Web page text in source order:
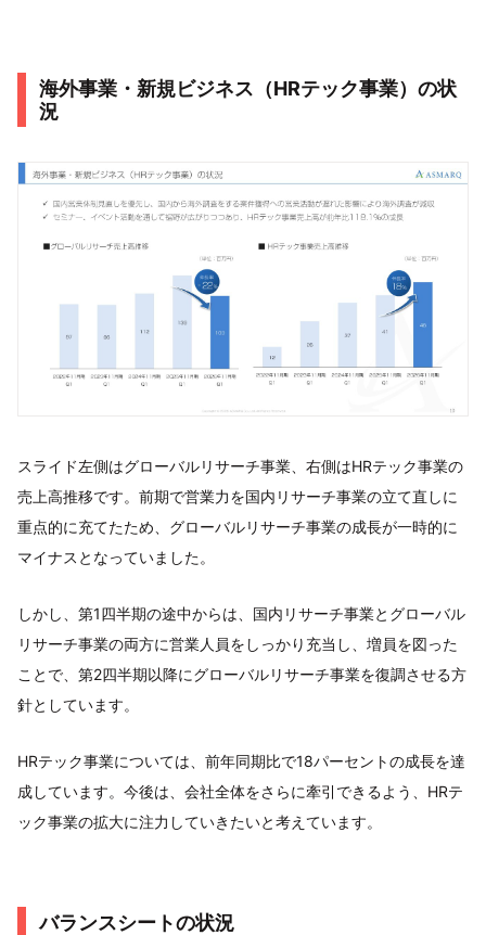
海外事業・新規ビジネス（HRテック事業）の状
況
スライド左側はグローバルリサーチ事業、右側はHRテック事業の
売上高推移です。前期で営業力を国内リサーチ事業の立て直しに
重点的に充てたため、グローバルリサーチ事業の成長が一時的に
マイナスとなっていました。
しかし、第1四半期の途中からは、国内リサーチ事業とグローバル
リサーチ事業の両方に営業人員をしっかり充当し、増員を図った
ことで、第2四半期以降にグローバルリサーチ事業を復調させる方
針としています。
HRテック事業については、前年同期比で18パーセントの成長を達
成しています。今後は、会社全体をさらに牽引できるよう、HRテ
ック事業の拡大に注力していきたいと考えています。
バランスシートの状況